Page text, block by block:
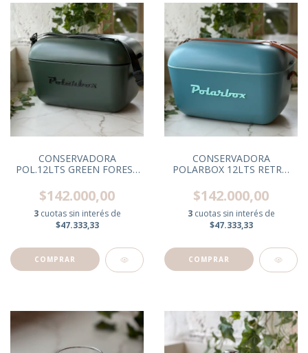
CONSERVADORA
POL.12LTS GREEN FOREST
$142.000,00
3 cuotas sin interés de
$47.333,33
CONSERVADORA
POLARBOX 12LTS RETRO
$142.000,00
3 cuotas sin interés de
$47.333,33